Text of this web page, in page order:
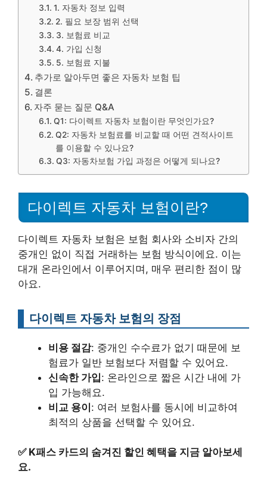
1. 자동차 정보 입력
2. 필요 보장 범위 선택
3. 보험료 비교
4. 가입 신청
5. 보험료 지불
추가로 알아두면 좋은 자동차 보험 팁
결론
자주 묻는 질문 Q&A
Q1: 다이렉트 자동차 보험이란 무엇인가요?
Q2: 자동차 보험료를 비교할 때 어떤 견적사이트
를 이용할 수 있나요?
Q3: 자동차보험 가입 과정은 어떻게 되나요?
다이렉트 자동차 보험이란?
다이렉트 자동차 보험은 보험 회사와 소비자 간의
중개인 없이 직접 거래하는 보험 방식이에요. 이는
대개 온라인에서 이루어지며, 매우 편리한 점이 많
아요.
다이렉트 자동차 보험의 장점
비용 절감: 중개인 수수료가 없기 때문에 보
험료가 일반 보험보다 저렴할 수 있어요.
신속한 가입: 온라인으로 짧은 시간 내에 가
입 가능해요.
비교 용이: 여러 보험사를 동시에 비교하여
최적의 상품을 선택할 수 있어요.
✅ K패스 카드의 숨겨진 할인 혜택을 지금 알아보세
요.